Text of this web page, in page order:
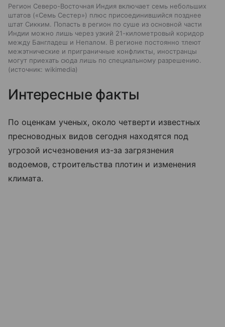
Регион Северо-Восточная Индия включает семь небольших
штатов («Семь Сестер») плюс присоединившийся позднее
штат Сикким. Попасть в регион по суше из основной части
Индии можно лишь через узкий 21-километровый коридор
между Бангладеш и Непалом. В регионе постоянно тлеют
межэтнические и приграничные конфликты, иностранцы
могут приехать сюда лишь по специальному разрешению.
источник: wikimedia
Интересные факты
По оценкам ученых, около четверти известных
пресноводных видов сегодня находятся под
угрозой исчезновения из-за загрязнения
водоемов, строительства плотин и изменения
климата.